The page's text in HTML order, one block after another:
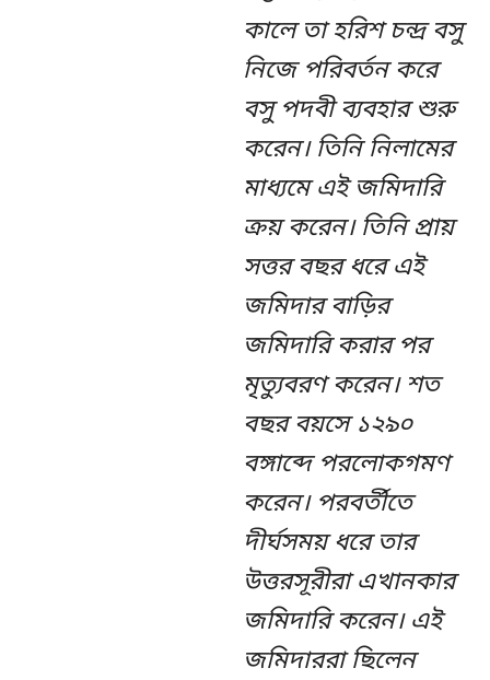
কালে তা হরিশ চন্দ্র বসু
নিজে পরিবর্তন করে
বসু পদবী ব্যবহার শুরু
করেন। তিনি নিলামের
মাধ্যমে এই জমিদারি
ক্রয় করেন। তিনি প্রায়
সত্তর বছর ধরে এই
জমিদার বাড়ির
জমিদারি করার পর
মৃত্যুবরণ করেন। শত
বছর বয়সে ১২৯০
বঙ্গাব্দে পরলোকগমণ
করেন। পরবর্তীতে
দীর্ঘসময় ধরে তার
উত্তরসূরীরা এখানকার
জমিদারি করেন। এই
জমিদাররা ছিলেন